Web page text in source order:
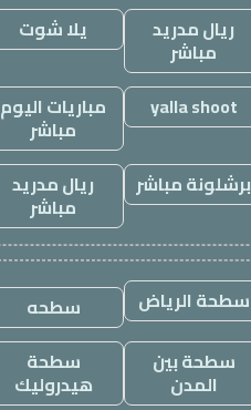
ريال مدريد
مباشر
يلا شوت
yalla shoot مباريات اليوم
مباشر
برشلونة مباشر
ريال مدريد
مباشر
سطحة الرياض
سطحه
سطحة بين
المدن
سطحة
هيدروليك